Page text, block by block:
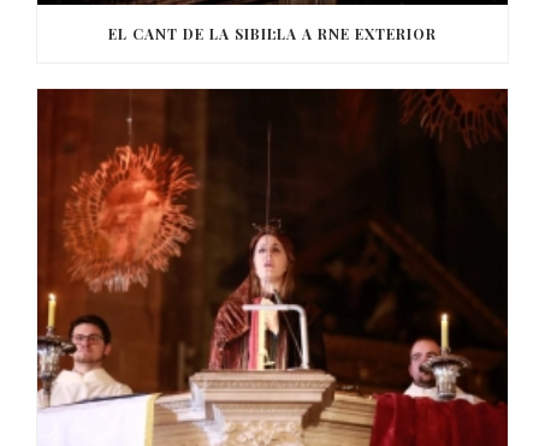
EL CANT DE LA SIBIL·LA A RNE EXTERIOR